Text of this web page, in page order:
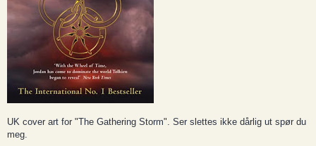
UK cover art for "The Gathering Storm". Ser slettes ikke dårlig ut spør du
meg.